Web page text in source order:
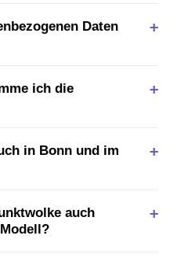
Daten
ich die
in Bonn und im
auch